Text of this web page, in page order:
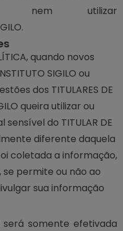
nem utilizar
quando novos
SIGILO ou
dos TITULARES DE
queira utilizar ou
do TITULAR DE
diferente daquela
coletada a informação,
permite ou não ao
sua informação
somente efetivada